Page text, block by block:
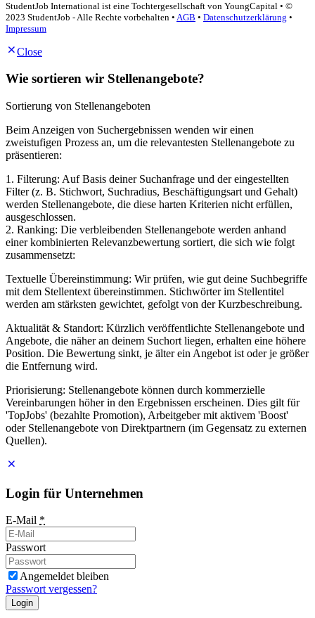
StudentJob International ist eine Tochtergesellschaft von YoungCapital • ©
2023 StudentJob - Alle Rechte vorbehalten • AGB • Datenschutzerklärung •
Impressum
Close
Wie sortieren wir Stellenangebote?
Sortierung von Stellenangeboten
Beim Anzeigen von Suchergebnissen wenden wir einen
zweistufigen Prozess an, um die relevantesten Stellenangebote zu
präsentieren:
1. Filterung: Auf Basis deiner Suchanfrage und der eingestellten
Filter (z. B. Stichwort, Suchradius, Beschäftigungsart und Gehalt)
werden Stellenangebote, die diese harten Kriterien nicht erfüllen,
ausgeschlossen.
2. Ranking: Die verbleibenden Stellenangebote werden anhand
einer kombinierten Relevanzbewertung sortiert, die sich wie folgt
zusammensetzt:
Textuelle Übereinstimmung: Wir prüfen, wie gut deine Suchbegriffe
mit dem Stellentext übereinstimmen. Stichwörter im Stellentitel
werden am stärksten gewichtet, gefolgt von der Kurzbeschreibung.
Aktualität & Standort: Kürzlich veröffentlichte Stellenangebote und
Angebote, die näher an deinem Suchort liegen, erhalten eine höhere
Position. Die Bewertung sinkt, je älter ein Angebot ist oder je größer
die Entfernung wird.
Priorisierung: Stellenangebote können durch kommerzielle
Vereinbarungen höher in den Ergebnissen erscheinen. Dies gilt für
'TopJobs' (bezahlte Promotion), Arbeitgeber mit aktivem 'Boost'
oder Stellenangebote von Direktpartnern (im Gegensatz zu externen
Quellen).
Login für Unternehmen
E-Mail *
Passwort
Angemeldet bleiben
Passwort vergessen?
Login